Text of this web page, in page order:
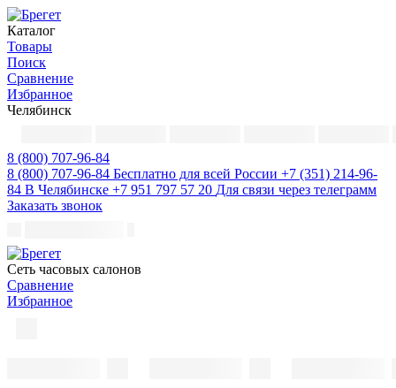
Каталог
Товары
Поиск
Сравнение
Избранное
Челябинск
8 (800) 707-96-84
8 (800) 707-96-84 Бесплатно для всей России +7 (351) 214-96-
84 В Челябинске +7 951 797 57 20 Для связи через телеграмм
Заказать звонок
Cеть часовых салонов
Сравнение
Избранное